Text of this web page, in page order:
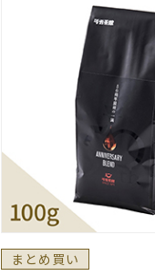
まとめ買い